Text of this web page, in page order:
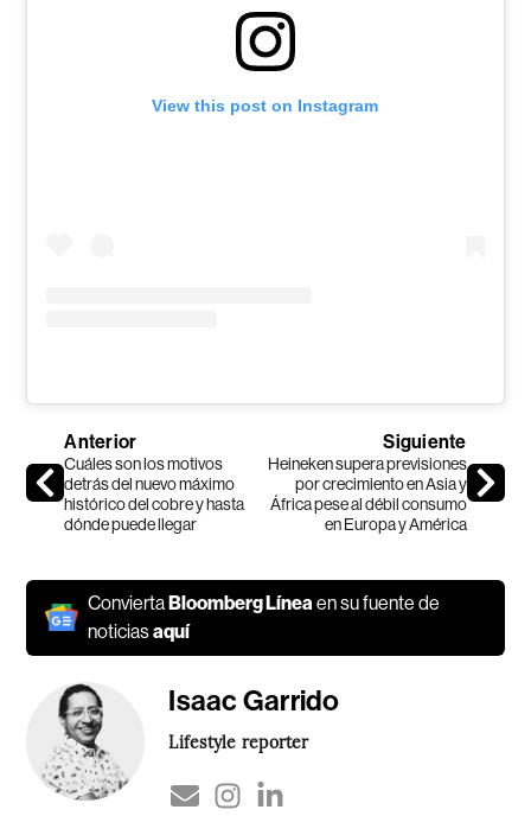
View this post on Instagram
Anterior
Cuáles son los motivos
detrás del nuevo máximo
histórico del cobre y hasta
dónde puede llegar
Siguiente
Heineken supera previsiones
por crecimiento en Asia y
África pese al débil consumo
en Europa y América
ConviertaBloomberg Línea en su fuente de
noticiasaquí
Isaac Garrido
Lifestyle reporter